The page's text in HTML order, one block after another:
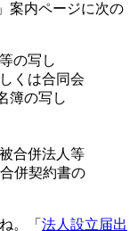
」案内ページに次の
の写し
くは合同会
簿の写し
合併法人等
併契約書の
。「 法人設立届出